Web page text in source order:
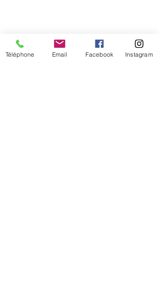
Téléphone Email Facebook Instagram